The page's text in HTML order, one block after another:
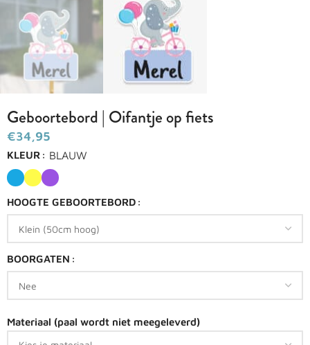
Geboortebord | Oifantje op fiets
€
KLEUR BLAUW
HOOGTE GEBOORTEBORD
BOORGATEN
Materiaal (paal wordt niet meegeleverd)